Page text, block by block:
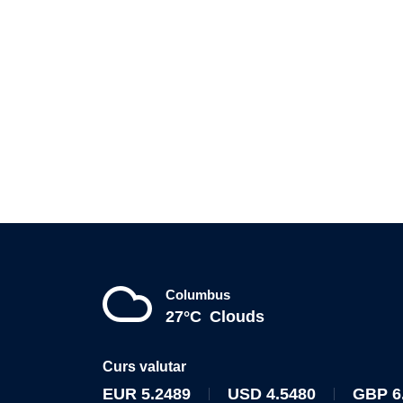
Columbus
27°C Clouds
Curs valutar
EUR 5.2489 USD 4.5480 GBP